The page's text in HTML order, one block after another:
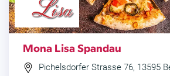
Mona Lisa Spandau
Pichelsdorfer Strasse 76, 13595